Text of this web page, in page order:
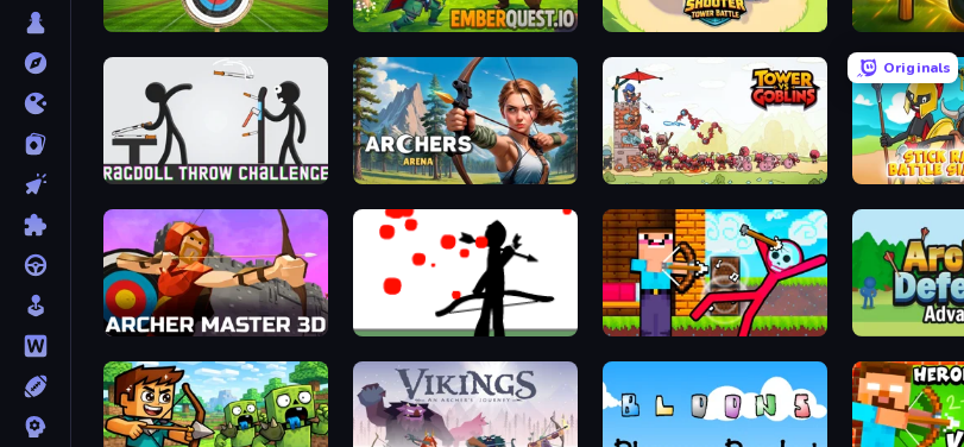
Archery World Tour EmberQuest.io Snake Shooter: Tower Battle Slingshot
Ragdoll Throw Challenge Archers Arena Tower vs Goblins
Originals
Stick Ragdoll
Archer Master 3D: Castle Defense Bowman Noob Archer vs Stickman Zombie Archer